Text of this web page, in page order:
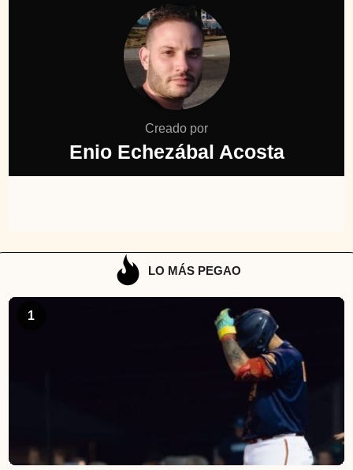
Creado por
Enio Echezábal Acosta
LO MÁS PEGAO
1